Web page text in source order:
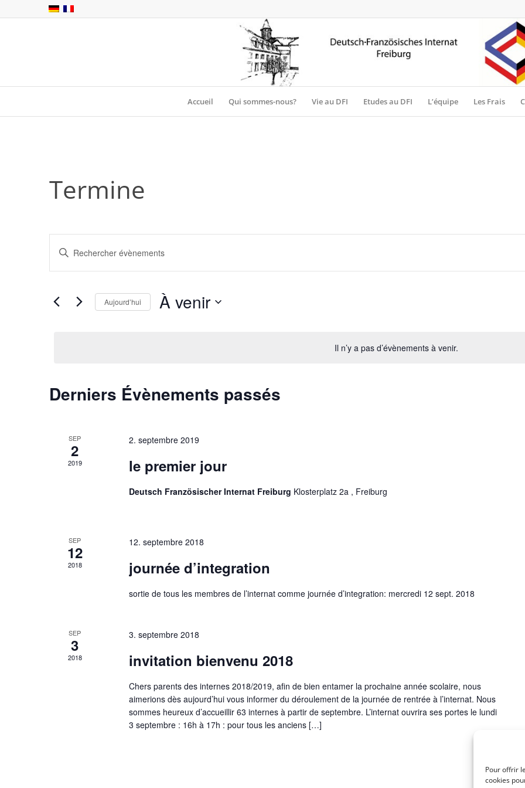
Pour offrir
cookies
Accueil Qui sommes-nous? Vie au DFI Etudes au DFI L’équipe Les Frais
Termine
Il n’y a pas d’évènements à venir.
Recherche
et
navigation
de
vues
Saisir
Évènements
Aujourd’hui À venir
Derniers Évènements passés
SEP
2
2019
2. septembre 2019
le premier jour
Deutsch Französischer Internat Freiburg Klosterplatz 2a , Freiburg
SEP
12
2018
12. septembre 2018
journée d’integration
sortie de tous les membres de l’internat comme journée d’integration: mercredi 12 sept. 2018
SEP
3
2018
3. septembre 2018
invitation bienvenu 2018
Chers parents des internes 2018/2019, afin de bien entamer la prochaine année scolaire, nous
aimerions dès aujourd’hui vous informer du déroulement de la journée de rentrée à l’internat. Nous
sommes heureux d’accueillir 63 internes à partir de septembre. L’internat ouvrira ses portes le lundi
3 septembre : 16h à 17h : pour tous les anciens […]